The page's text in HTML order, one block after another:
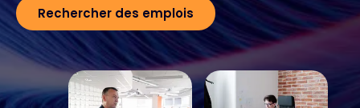
Rechercher des emplois